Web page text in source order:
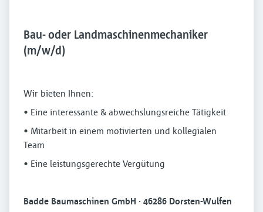
Bau- oder Landmaschinenmechaniker
(m/w/d)
Wir bieten Ihnen:
• Eine interessante & abwechslungsreiche Tätigkeit
• Mitarbeit in einem motivierten und kollegialen
Team
• Eine leistungsgerechte Vergütung
Badde Baumaschinen GmbH · 46286 Dorsten-Wulfen